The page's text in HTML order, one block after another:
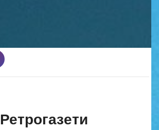
Ретрогазети